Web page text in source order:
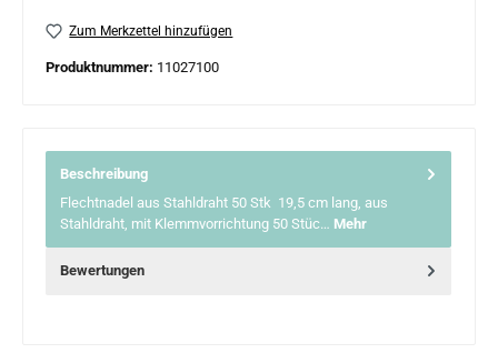
Zum Merkzettel hinzufügen
Produktnummer: 11027100
Beschreibung
Flechtnadel aus Stahldraht 50 Stk 19,5 cm lang, aus
Stahldraht, mit Klemmvorrichtung 50 Stüc… Mehr
Bewertungen